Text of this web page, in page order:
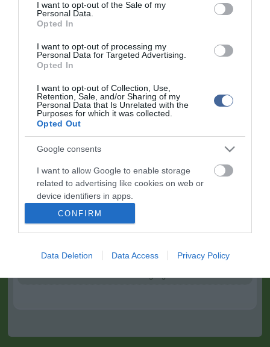
I want to opt-out of the Sale of my
Personal Data.
Opted In
I want to opt-out of processing my
Personal Data for Targeted Advertising.
Opted In
I want to opt-out of Collection, Use,
Retention, Sale, and/or Sharing of my
Personal Data that Is Unrelated with the
Purposes for which it was collected.
Opted Out
Google consents
I want to allow Google to enable storage
related to advertising like cookies on web or
device identifiers in apps.
I want to allow my user data to be sent to
Google for online advertising purposes.
I want to allow Google to send me
CONFIRM
Data Deletion Data Access Privacy Policy
az ételek minősége és nem mennyisége a fontos. Ha képesek
vagyunk a napi zsírbevitelünket 27 százalékra csökkenteni, azzal
máris sokat tettünk a
A kutatók szerint aszükséges étrendi változtatások annyira
minimálisak,hogy akárki képes lehet betartani ezeket.
"A kísérletekben alkalmazott étrendek nagyon is megengedőek
nyilatkoztaLaura Lee Goree,az egyetem étkezési tanácsadó
munkatársa -Ezért a cukorbetegségre hajlamosak is könnyedén
betarthatják az apró változtatásokat."
Kapcsolódó írások:
A cukorbetegeket a rossz alvás is húzza?
Mi a leghatékonyabb edzés cukorbetegeknek?